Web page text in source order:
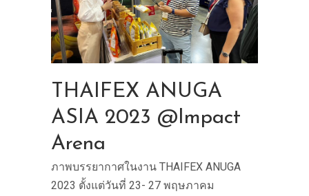
THAIFEX ANUGA
ASIA 2023 @Impact
Arena
ภาพบรรยากาศในงาน THAIFEX ANUGA
2023 ตั้งแต่วันที่ 23- 27 พฤษภาคม